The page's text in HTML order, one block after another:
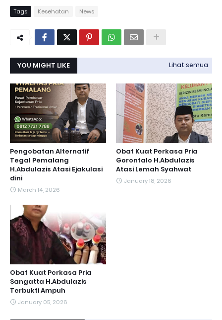
Tags Kesehatan News
YOU MIGHT LIKE Lihat semua
Pengobatan Alternatif
Tegal Pemalang
H.Abdulazis Atasi Ejakulasi
dini
March 14, 2026
Obat Kuat Perkasa Pria
Gorontalo H.Abdulazis
Atasi Lemah Syahwat
January 18, 2026
Obat Kuat Perkasa Pria
Sangatta H.Abdulazis
Terbukti Ampuh
January 05, 2026